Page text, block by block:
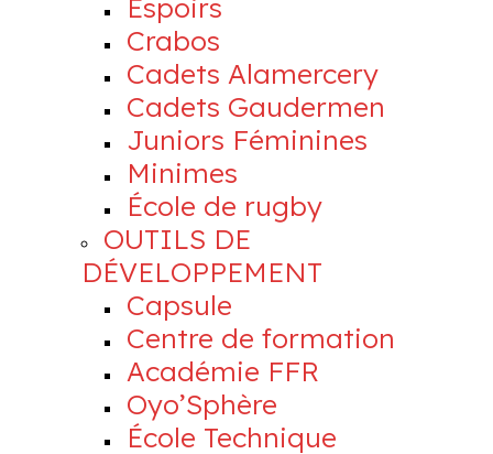
Espoirs
Crabos
Cadets Alamercery
Cadets Gaudermen
Juniors Féminines
Minimes
École de rugby
OUTILS DE
DÉVELOPPEMENT
Capsule
Centre de formation
Académie FFR
Oyo’Sphère
École Technique